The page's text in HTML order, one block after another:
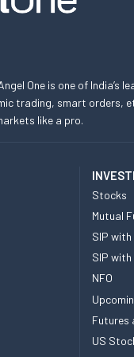
One is one of
trading, smart orders,
like a pro.
Stocks
Mutual
SIP with
SIP with
NFO
Futures
US